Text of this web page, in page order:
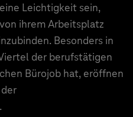
Leichtigkeit sein,
ihrem Arbeitsplatz
Besonders in
der berufstätigen
Bürojob hat, eröffnen